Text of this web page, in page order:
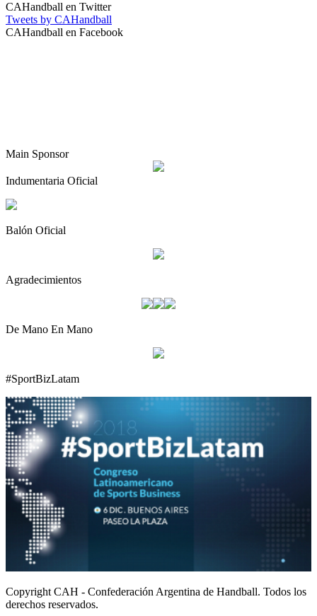
CAHandball en Twitter
Tweets by CAHandball
CAHandball en Facebook
Main Sponsor
Indumentaria Oficial
Balón Oficial
Agradecimientos
De Mano En Mano
#SportBizLatam
Copyright CAH - Confederación Argentina de Handball. Todos los
derechos reservados.